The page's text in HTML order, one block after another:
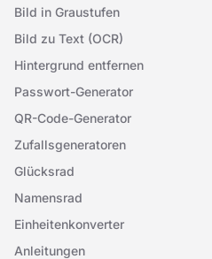
Bild in Graustufen
Bild zu Text (OCR)
Hintergrund entfernen
Passwort-Generator
QR-Code-Generator
Zufallsgeneratoren
Glücksrad
Namensrad
Einheitenkonverter
Anleitungen